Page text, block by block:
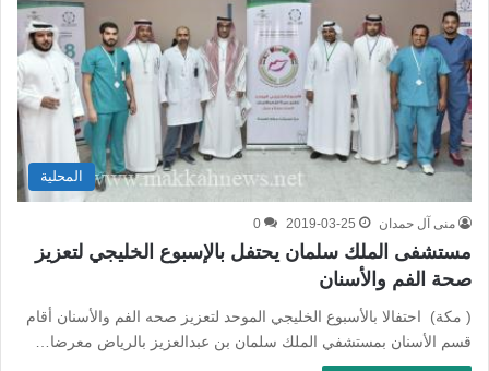
المحلية
منى آل حمدان 2019-03-25
0
مستشفى الملك سلمان يحتفل بالإسبوع الخليجي لتعزيز
صحة الفم والأسنان
( مكة) احتفالا بالأسبوع الخليجي الموحد لتعزيز صحه الفم والأسنان أقام
قسم الأسنان بمستشفي الملك سلمان بن عبدالعزيز بالرياض معرضا…